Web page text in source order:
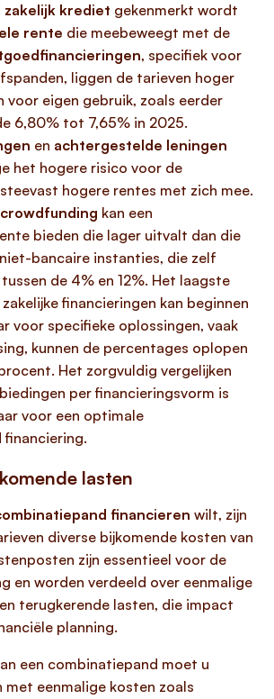
krediet gekenmerkt wordt
rente die meebeweegt met de
, specifiek voor
liggen de tarieven hoger
voor eigen gebruik, zoals eerder
6,80% tot 7,65% in 2025.
en achtergestelde leningen
het hogere risico voor de
hogere rentes met zich mee.
crowdfunding kan een
bieden die lager uitvalt dan die
bancaire instanties, die zelf
de 4% en 12%. Het laagste
financieringen kan beginnen
voor specifieke oplossingen, vaak
kunnen de percentages oplopen
Het zorgvuldig vergelijken
per financieringsvorm is
voor een optimale
lasten
financieren wilt, zijn
diverse bijkomende kosten van
zijn essentieel voor de
en worden verdeeld over eenmalige
terugkerende lasten, die impact
planning.
een combinatiepand moet u
met eenmalige kosten zoals